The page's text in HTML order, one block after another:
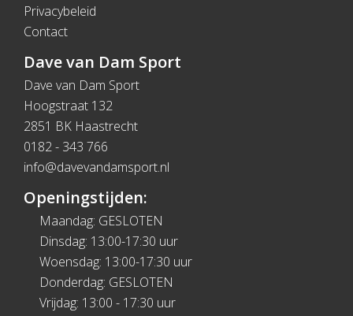
Privacybeleid
Contact
Dave van Dam Sport
Dave van Dam Sport
Hoogstraat 132
2851 BK Haastrecht
0182 - 343 766
info@davevandamsport.nl
Openingstijden:
Maandag: GESLOTEN
Dinsdag: 13:00-17:30 uur
Woensdag: 13:00-17:30 uur
Donderdag: GESLOTEN
Vrijdag: 13:00 - 17:30 uur